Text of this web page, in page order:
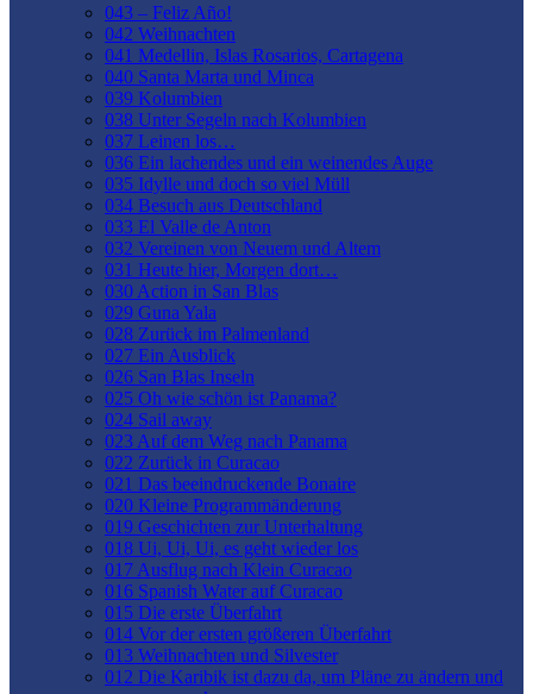
043 – Feliz Año!
042 Weihnachten
041 Medellin, Islas Rosarios, Cartagena
040 Santa Marta und Minca
039 Kolumbien
038 Unter Segeln nach Kolumbien
037 Leinen los…
036 Ein lachendes und ein weinendes Auge
035 Idylle und doch so viel Müll
034 Besuch aus Deutschland
033 El Valle de Anton
032 Vereinen von Neuem und Altem
031 Heute hier, Morgen dort…
030 Action in San Blas
029 Guna Yala
028 Zurück im Palmenland
027 Ein Ausblick
026 San Blas Inseln
025 Oh wie schön ist Panama?
024 Sail away
023 Auf dem Weg nach Panama
022 Zurück in Curacao
021 Das beeindruckende Bonaire
020 Kleine Programmänderung
019 Geschichten zur Unterhaltung
018 Ui, Ui, Ui, es geht wieder los
017 Ausflug nach Klein Curacao
016 Spanish Water auf Curacao
015 Die erste Überfahrt
014 Vor der ersten größeren Überfahrt
013 Weihnachten und Silvester
012 Die Karibik ist dazu da, um Pläne zu ändern und